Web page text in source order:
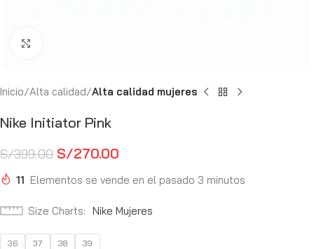
Inicio Alta calidad Alta calidad mujeres
Nike Initiator Pink
S/399.00 S/270.00
11 Elementos se vende en el pasado 3 minutos
Size Charts Nike Mujeres
36 37 38 39